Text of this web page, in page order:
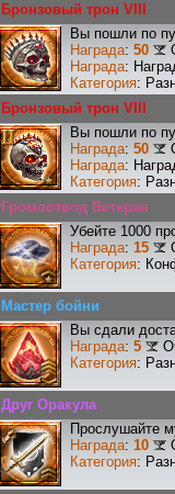
Бронзовый трон VIII
Вы пошли по
Награда: 50
Награда:
Категория:
Бронзовый трон VIII
Вы пошли по
Награда: 50
Награда:
Категория:
Громоотвод Ветеран
Убейте 1000
Награда: 15
Категория:
Мастер бойни
Вы сдали
Награда: 5
Категория:
Друг Оракула
Прослушайте
Награда: 10
Категория: